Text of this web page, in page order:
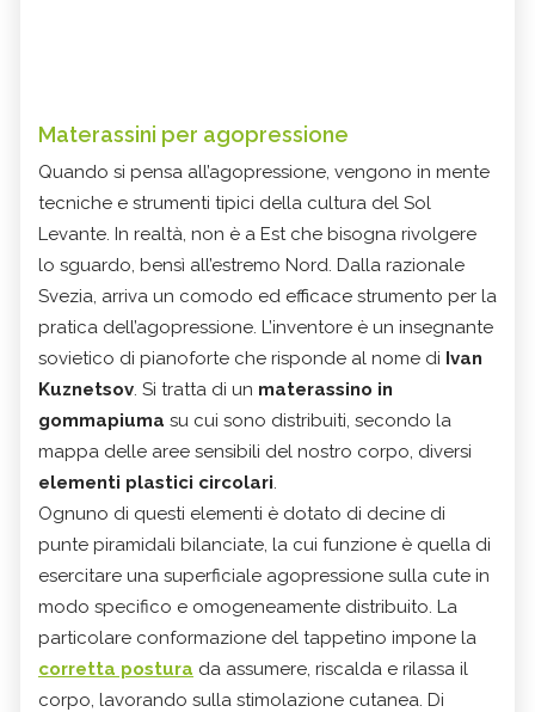
Materassini per agopressione
Quando si pensa all’agopressione, vengono in mente
tecniche e strumenti tipici della cultura del Sol
Levante. In realtà, non è a Est che bisogna rivolgere
lo sguardo, bensì all’estremo Nord. Dalla razionale
Svezia, arriva un comodo ed efficace strumento per la
pratica dell’agopressione. L’inventore è un insegnante
sovietico di pianoforte che risponde al nome di Ivan
Kuznetsov. Si tratta di un materassino in
gommapiuma su cui sono distribuiti, secondo la
mappa delle aree sensibili del nostro corpo, diversi
elementi plastici circolari.
Ognuno di questi elementi è dotato di decine di
punte piramidali bilanciate, la cui funzione è quella di
esercitare una superficiale agopressione sulla cute in
modo specifico e omogeneamente distribuito. La
particolare conformazione del tappetino impone la
corretta postura da assumere, riscalda e rilassa il
corpo, lavorando sulla stimolazione cutanea. Di